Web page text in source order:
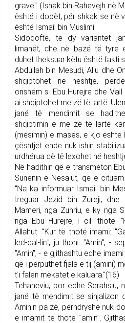
grave." (Ishak bin Rahevejh në
është i dobët, për shkak se në
është Ismail bin Muslimi.
Sidoqoftë, të dy variantet
limanët, dhe në bazë të tyre
duhet theksuar këtu është fakti
Abdullah bin Mesudi, Aliu dhe
shqiptohet në heshtje,
onshëm si Ebu Hurejre dhe
ai shqiptohet me zë të lartë.
janë të mendimit se
shqiptimin e me zë të lartë
(mësimin) e masës, e kjo është
çështjet ende nuk ishin
urdhërua që të lexohet në
Në hadithin që e transmeton
Sunenin e Nesaiut, që e
"Na ka informuar Ismail bin
treguar Jezid bin Zureji, dhe
Mameri, nga Zuhriu, e ky nga
nga Ebu Hurejre, i cili thotë:
Allahut: "Kur të thotë imami:
led-dal-lin", ju thoni: "Amin", -
"Amin", - e gjithashtu edhe
që i përputhet fjala e tij (amini)
t'i falen mëkatet e kaluara."(16)
Tehaneviu, por edhe Serahsiu,
janë të mendimit se sinjalizon
Aminin pa zë, përndryshe nuk
e imamit të thotë "amin".